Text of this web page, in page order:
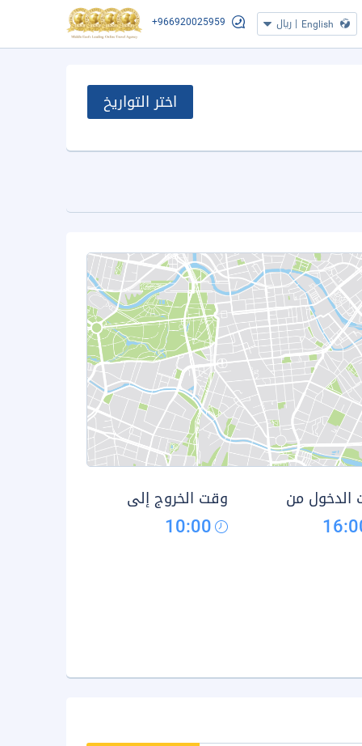
English
| ريال +966920025959
اختر التواريخ
الدخول من وقت الخروج إلى
10:00